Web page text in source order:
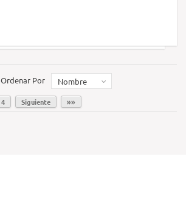
Ordenar Por Nombre
4 Siguiente »»